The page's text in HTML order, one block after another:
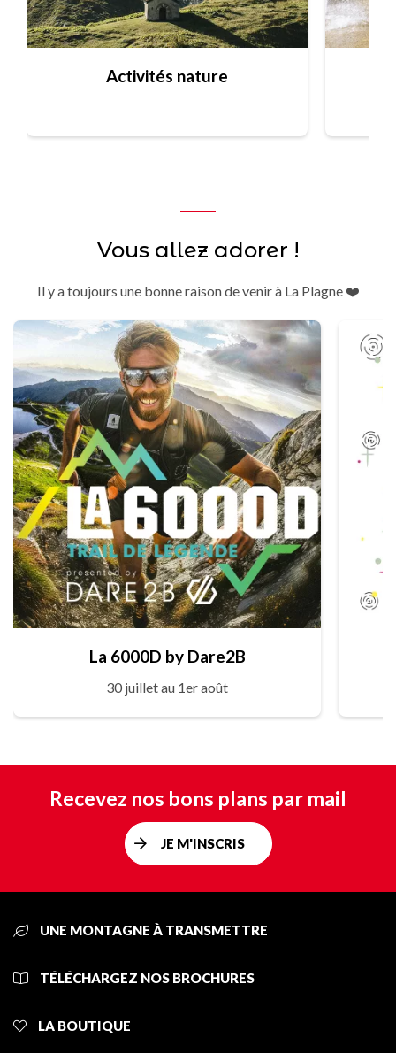
Activités nature
Vous allez adorer !
Il y a toujours une bonne raison de venir à La Plagne ❤️
La 6000D by Dare2B
30 juillet au 1er août
Recevez nos bons plans par mail
JE M'INSCRIS
UNE MONTAGNE À TRANSMETTRE
TÉLÉCHARGEZ NOS BROCHURES
LA BOUTIQUE